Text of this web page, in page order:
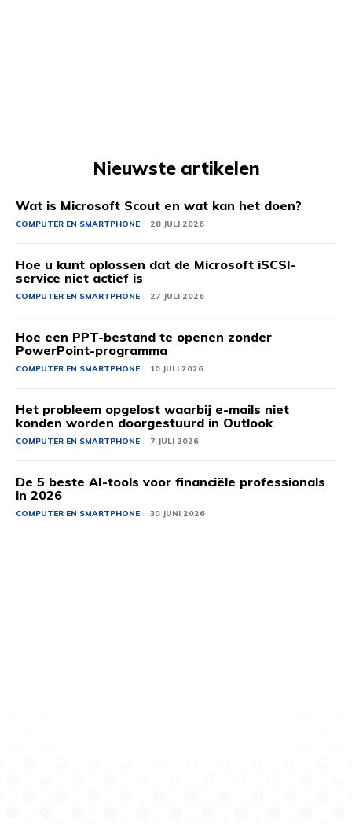
Nieuwste artikelen
Wat is Microsoft Scout en wat kan het doen?
COMPUTER EN SMARTPHONE 28 JULI 2026
Hoe u kunt oplossen dat de Microsoft iSCSI-
service niet actief is
COMPUTER EN SMARTPHONE 27 JULI 2026
Hoe een PPT-bestand te openen zonder
PowerPoint-programma
COMPUTER EN SMARTPHONE 10 JULI 2026
Het probleem opgelost waarbij e-mails niet
konden worden doorgestuurd in Outlook
COMPUTER EN SMARTPHONE 7 JULI 2026
De 5 beste AI-tools voor financiële professionals
in 2026
COMPUTER EN SMARTPHONE 30 JUNI 2026